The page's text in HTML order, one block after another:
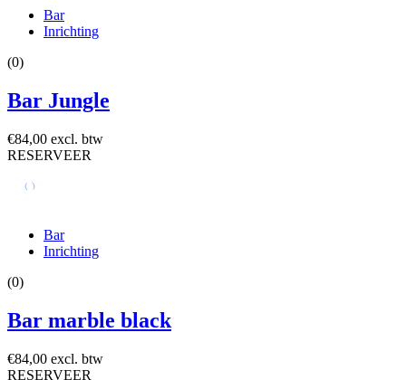
Bar
Inrichting
(0)
Bar Jungle
€84,00 excl. btw
RESERVEER
Bar
Inrichting
(0)
Bar marble black
€84,00 excl. btw
RESERVEER